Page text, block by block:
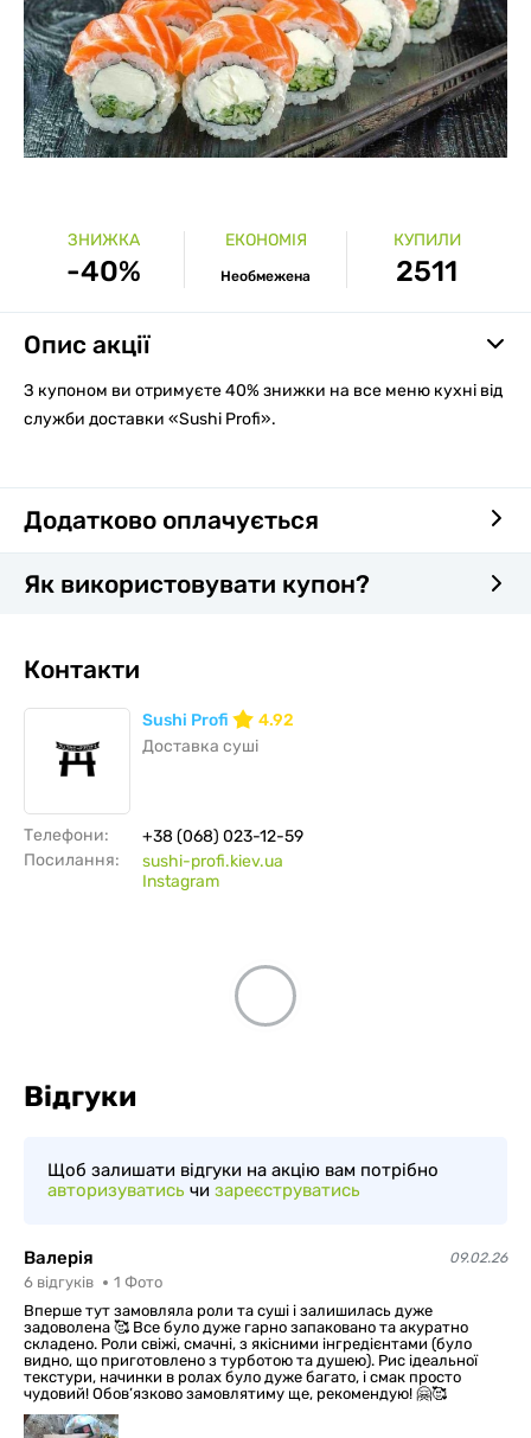
ЗНИЖКА
-40%
ЕКОНОМІЯ
Необмежена
КУПИЛИ
2511
Опис акції
З купоном ви отримуєте 40% знижки на все меню кухні від
служби доставки «Sushi Profi».
Додатково оплачується
Як використовувати купон?
Контакти
Sushi Profi
4.92
Доставка суші
Телефони:
+38 (068) 023-12-59
Посилання:
sushi-profi.kiev.ua
Instagram
Відгуки
Щоб залишати відгуки на акцію вам потрібно
авторизуватись чи зареєструватись
Валерія 09.02.26
6 відгуків 1 Фото
Вперше тут замовляла роли та суші і залишилась дуже
задоволена 🥰 Все було дуже гарно запаковано та акуратно
складено. Роли свіжі, смачні, з якісними інгредієнтами (було
видно, що приготовлено з турботою та душею). Рис ідеальної
текстури, начинки в ролах було дуже багато, і смак просто
чудовий! Обов’язково замовлятиму ще, рекомендую! 🤗🥰